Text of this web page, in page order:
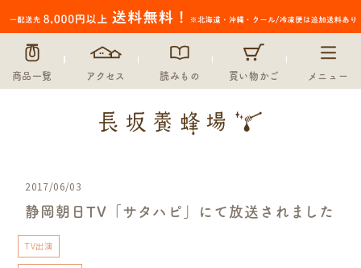
商品一覧 アクセス 読みもの 買い物かご メニュー
2017/06/03
静岡朝日TV「サタハピ」にて放送されました
TV出演